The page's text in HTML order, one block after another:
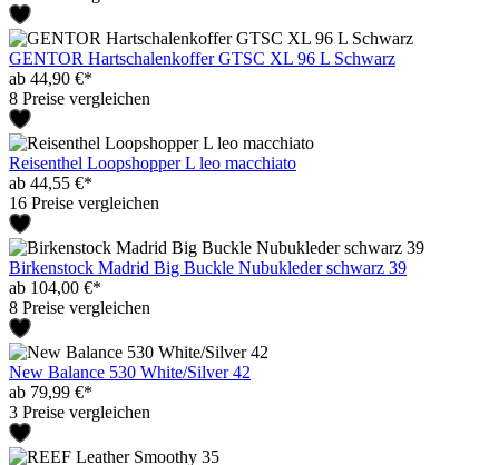
GENTOR Hartschalenkoffer GTSC XL 96 L Schwarz
ab 44,90 €*
8 Preise vergleichen
Reisenthel Loopshopper L leo macchiato
ab 44,55 €*
16 Preise vergleichen
Birkenstock Madrid Big Buckle Nubukleder schwarz 39
ab 104,00 €*
8 Preise vergleichen
New Balance 530 White/Silver 42
ab 79,99 €*
3 Preise vergleichen